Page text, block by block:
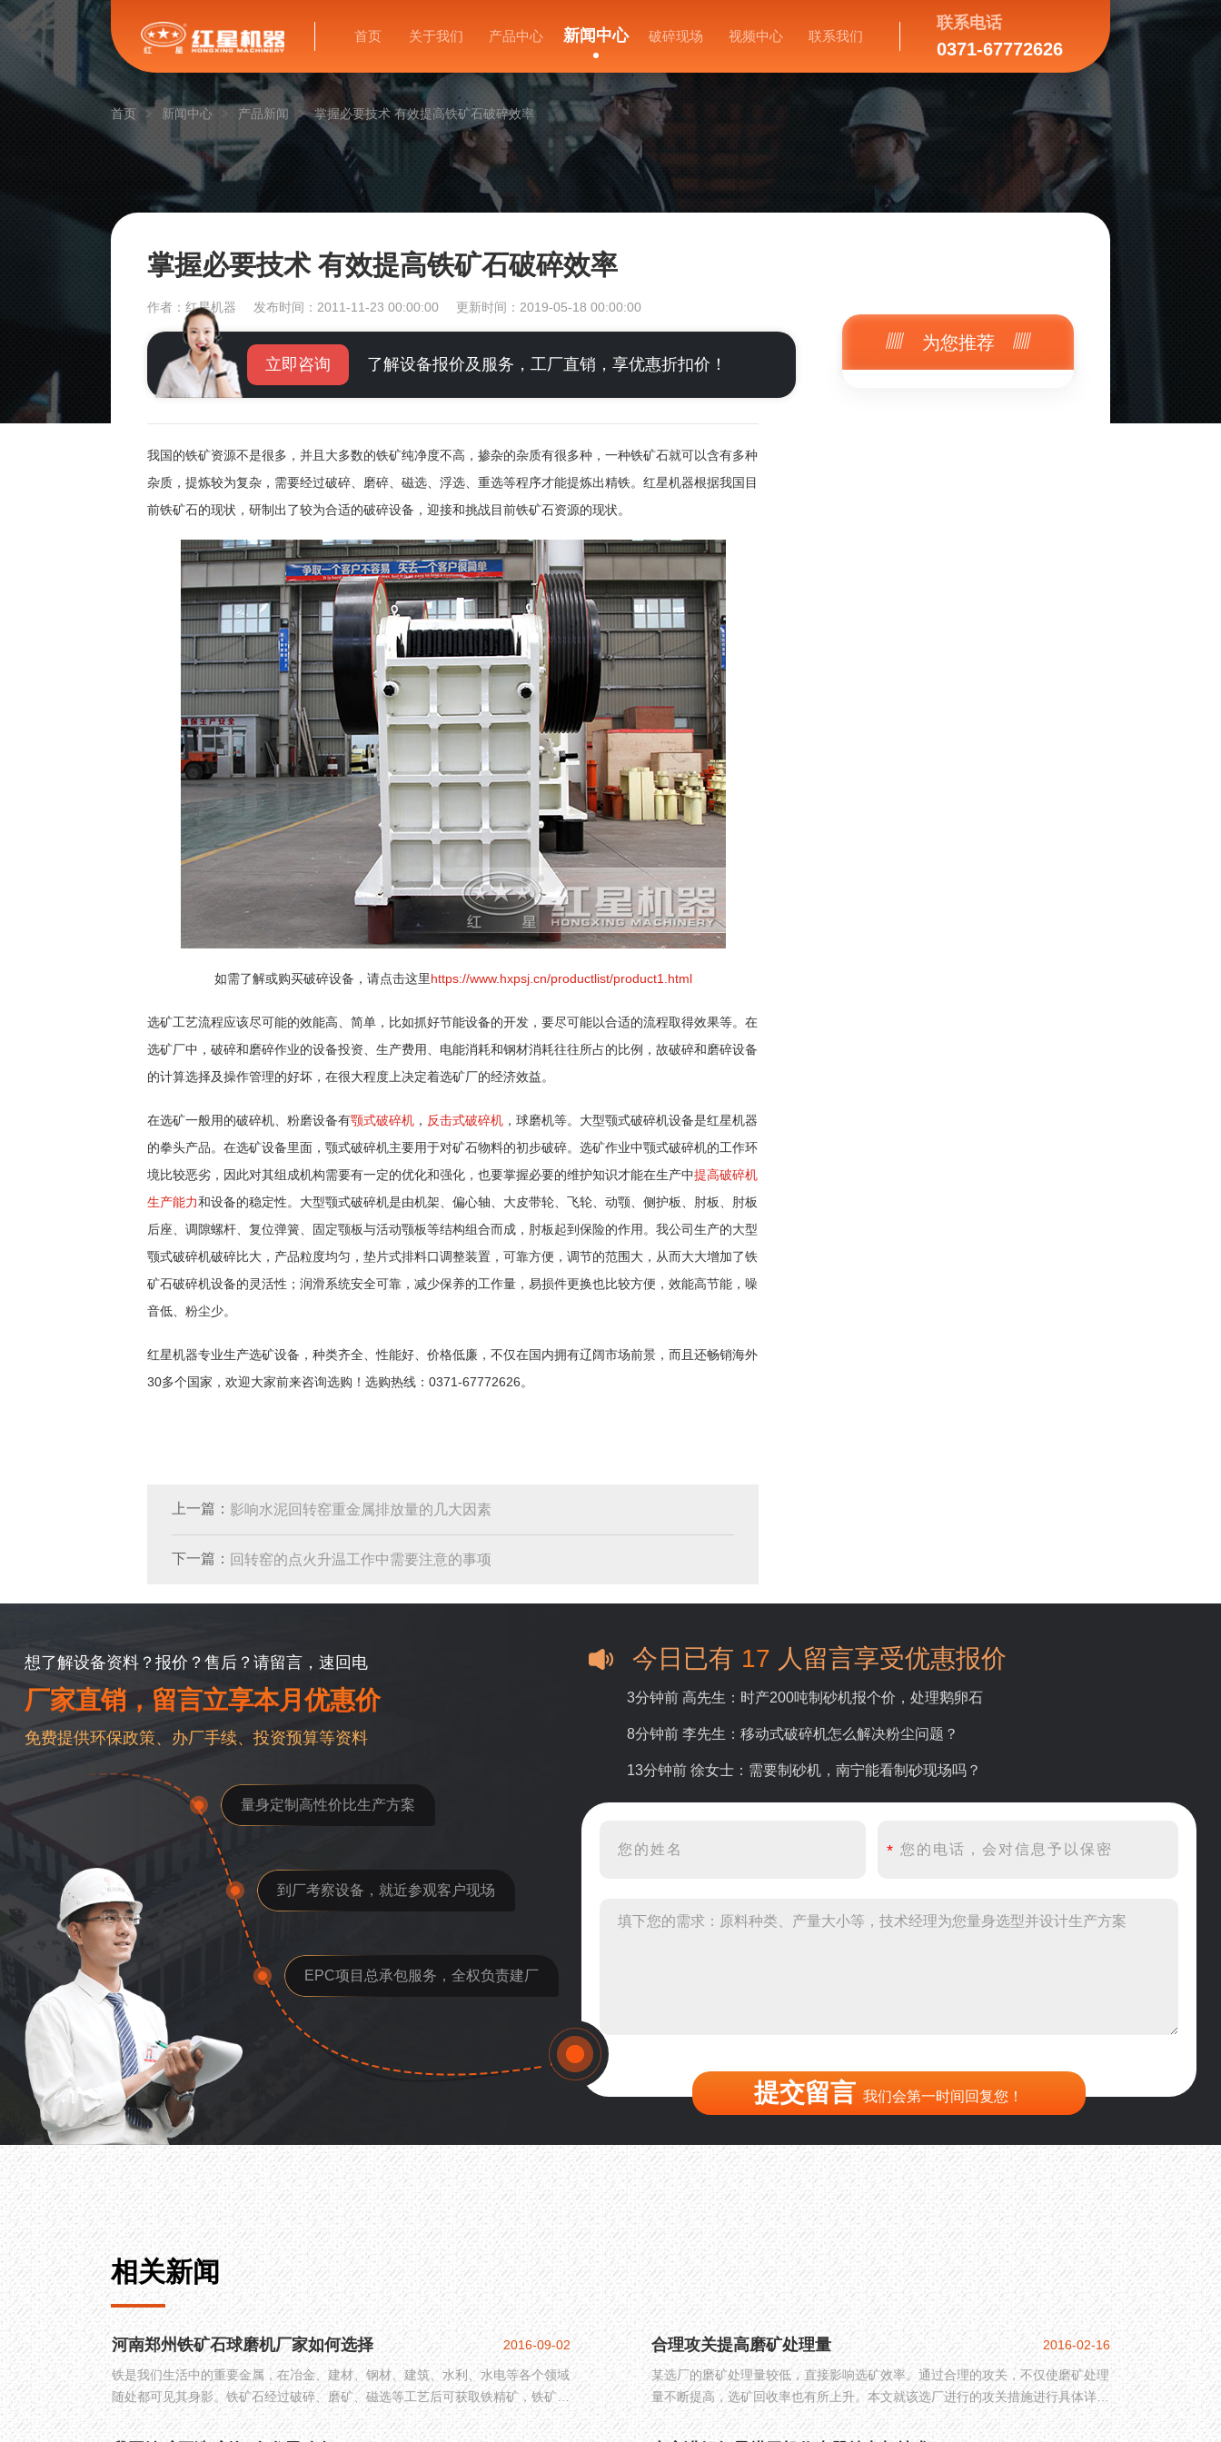
首页 关于我们 产品中心 新闻中心 破碎现场 视频中心 联系我们
联系电话
0371-67772626
首页 新闻中心 产品新闻 掌握必要技术 有效提高铁矿石破碎效率
掌握必要技术 有效提高铁矿石破碎效率
作者：红星机器 发布时间：2011-11-23 00:00:00 更新时间：2019-05-18 00:00:00
立即咨询 了解设备报价及服务，工厂直销，享优惠折扣价！
我国的铁矿资源不是很多，并且大多数的铁矿纯净度不高，掺杂的杂质有很多种，一种铁矿石就可以含有多种
杂质，提炼较为复杂，需要经过破碎、磨碎、磁选、浮选、重选等程序才能提炼出精铁。红星机器根据我国目
前铁矿石的现状，研制出了较为合适的破碎设备，迎接和挑战目前铁矿石资源的现状。
如需了解或购买破碎设备，请点击这里https://www.hxpsj.cn/productlist/product1.html
选矿工艺流程应该尽可能的效能高、简单，比如抓好节能设备的开发，要尽可能以合适的流程取得效果等。在
选矿厂中，破碎和磨碎作业的设备投资、生产费用、电能消耗和钢材消耗往往所占的比例，故破碎和磨碎设备
的计算选择及操作管理的好坏，在很大程度上决定着选矿厂的经济效益。
在选矿一般用的破碎机、粉磨设备有颚式破碎机 ， 反击式破碎机 ，球磨机等。大型颚式破碎机设备是红星机器
的拳头产品。在选矿设备里面，颚式破碎机主要用于对矿石物料的初步破碎。选矿作业中颚式破碎机的工作环
境比较恶劣，因此对其组成机构需要有一定的优化和强化，也要掌握必要的维护知识才能在生产中提高破碎机
生产能力和设备的稳定性。大型颚式破碎机是由机架、偏心轴、大皮带轮、飞轮、动颚、侧护板、肘板、肘板
后座、调隙螺杆、复位弹簧、固定颚板与活动颚板等结构组合而成，肘板起到保险的作用。我公司生产的大型
颚式破碎机破碎比大，产品粒度均匀，垫片式排料口调整装置，可靠方便，调节的范围大，从而大大增加了铁
矿石破碎机设备的灵活性；润滑系统安全可靠，减少保养的工作量，易损件更换也比较方便，效能高节能，噪
音低、粉尘少。
红星机器专业生产选矿设备，种类齐全、性能好、价格低廉，不仅在国内拥有辽阔市场前景，而且还畅销海外
30多个国家，欢迎大家前来咨询选购！选购热线：0371-67772626。
上一篇： 影响水泥回转窑重金属排放量的几大因素
下一篇： 回转窑的点火升温工作中需要注意的事项
为您推荐
想了解设备资料？报价？售后？请留言，速回电
厂家直销，留言立享本月优惠价
免费提供环保政策、办厂手续、投资预算等资料
量身定制高性价比生产方案
到厂考察设备，就近参观客户现场
EPC项目总承包服务，全权负责建厂
今日已有 17 人留言享受优惠报价
3分钟前 高先生：时产200吨制砂机报个价，处理鹅卵石
8分钟前 李先生：移动式破碎机怎么解决粉尘问题？
13分钟前 徐女士：需要制砂机，南宁能看制砂现场吗？
16分钟前 程先生：破碎生产线出个方案及报价，有什么售后服务？
22分钟前 郑女士：想了解时产500吨锤破，加工石灰石
36分钟前 罗先生：每小时100吨左右的鄂破和反击破，推荐下型号
提交留言 我们会第一时间回复您！
相关新闻
河南郑州铁矿石球磨机厂家如何选择
铁是我们生活中的重要金属，在冶金、建材、钢材、建筑、水利、水电等各个领域
随处都可见其身影。铁矿石经过破碎、磨矿、磁选等工艺后可获取铁精矿，铁矿石
球磨机是其整个生产过程中不可或缺的设备之一。随着选矿事业的不断发展，对铁
2016-09-02 合理攻关提高磨矿处理量
某选厂的磨矿处理量较低，直接影响选矿效率。通过合理的攻关，不仅使磨矿处理
量不断提高，选矿回收率也有所上升。本文就该选厂进行的攻关措施进行具体详细
的介绍。
2016-02-16